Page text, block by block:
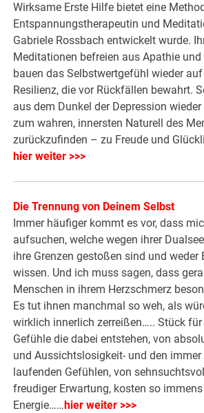
Wirksame Erste Hilfe bietet eine
Entspannungstherapeutin und
Gabriele Rossbach entwickelt wurde.
Meditationen befreien aus Apathie
bauen das Selbstwertgefühl wieder
Resilienz, die vor Rückfällen bewahrt.
aus dem Dunkel der Depression
zum wahren, innersten Naturell des
zurückzufinden – zu Freude und
hier weiter >>>
Die Trennung von Deinem Selbst
Immer häufiger kommt es vor, dass
aufsuchen, welche wegen ihrer
ihre Grenzen gestoßen sind und weder
wissen. Und ich muss sagen, dass
Menschen in ihrem Herzschmerz
Es tut ihnen manchmal so weh, als
wirklich innerlich zerreißen….. Stück
Gefühle die dabei entstehen, von
und Aussichtslosigkeit- und den immer
laufenden Gefühlen, von
freudiger Erwartung, kosten so
Energie…… hier weiter >>>